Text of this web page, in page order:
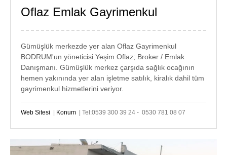
GÜMÜŞLÜK
Oflaz Emlak Gayrimenkul
Gümüşlük merkezde yer alan Oflaz Gayrimenkul
BODRUM'un yöneticisi Yeşim Oflaz; Broker / Emlak
Danışmanı. Gümüşlük merkez çarşıda sağlık ocağının
hemen yakınında yer alan işletme satılık, kiralık dahil tüm
gayrimenkul hizmetlerini veriyor.
Web Sitesi Konum | Tel:0539 300 39 24 - 0530 781 08 07